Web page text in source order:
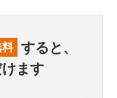
すると、
ます